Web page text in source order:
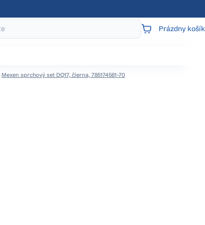
NÁKUPNÝ
Prázdny košík
Mexen sprchový set DQ17, čierna, 785174581-70